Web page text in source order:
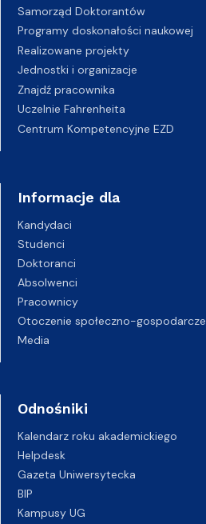
Samorząd Doktorantów
Programy doskonałości naukowej
Realizowane projekty
Jednostki i organizacje
Znajdź pracownika
Uczelnie Fahrenheita
Centrum Kompetencyjne EZD
Informacje dla
Kandydaci
Studenci
Doktoranci
Absolwenci
Pracownicy
Otoczenie społeczno-gospodarcze
Media
Odnośniki
Kalendarz roku akademickiego
Helpdesk
Gazeta Uniwersytecka
BIP
Kampusy UG